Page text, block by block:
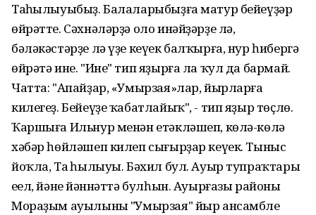
Таңһылыуыбыҙ. Балаларыбыҙға матур бейеүҙәр
өйрәтте. Сәхнәләрҙә оло инәйҙәрҙе лә,
бәләкәстәрҙе лә үҙе кеүек балҡырға, нур һибергә
өйрәтә ине. "Ине" тип яҙырға ла ҡул да бармай.
Чатта: "Апайҙар, «Умырзая»лар, йырларға
килегеҙ. Бейеүҙе ҡабатлайыҡ", - тип яҙыр төҫлө.
Ҡаршыға Ильнур менән етәкләшеп, көлә-көлә
хәбәр һөйләшеп килеп сығырҙар кеүек. Тыныс
йоҡла, Таң һылыуы. Бәхил бул. Ауыр тупраҡтарың
еңел, йәнең йәннәттә булһын. Ауырғазы районы
Мораҙым ауылының "Умырзая" йыр ансамбле